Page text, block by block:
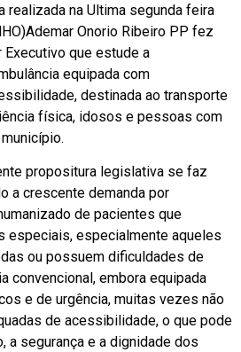
realizada na Ultima segunda feira
Onorio Ribeiro PP fez
Executivo que estude a
equipada com
destinada ao transporte
física, idosos e pessoas com
propositura legislativa se faz
a crescente demanda por
de pacientes que
especiais, especialmente aqueles
ou possuem dificuldades de
convencional, embora equipada
e de urgência, muitas vezes não
de acessibilidade, o que pode
a segurança e a dignidade dos